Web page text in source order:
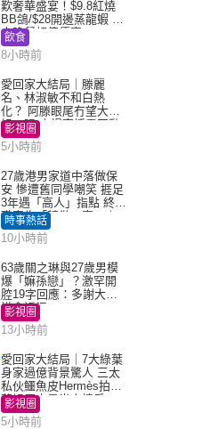
歎奢華盛宴！$9.8紅燒
BB鴿/$28開邊蒸龍蝦 3
大晚餐超值優惠
飲食
8小時前
愛回家大結局｜滕麗
名、林淑敏不和白熱
化？ 阿滕眼尾冇望大小
姐一眼 商場直播零互動
影視圈
5小時前
27歲港男家道中落做保
安 慘遭舊同學嘲笑 捱足
3年遇「高人」指點 終辭
職宣告「轉做一事」｜
Juicy叮
時事熱話
10小時前
63歲關之琳與27歲男模
爆「嫲孫戀」？激罕開
腔19字回應：多謝大家
掛念近況
影視圈
13小時前
愛回家大結局｜7大綠葉
身家過億背景驚人 三太
私伙鱷魚皮Hermès拍劇
蘇姐原來是半山樓后
影視圈
5小時前